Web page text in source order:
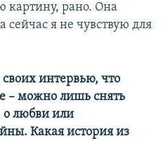
картину, рано. Она
я не чувствую для
интервью, что
– можно лишь снять
о любви или
Какая история из